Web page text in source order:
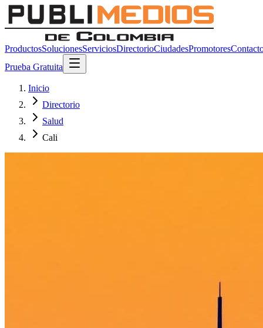
ProductosSolucionesServiciosDirectorioCiudadesPromotores
Prueba Gratuita
Inicio
Directorio
Salud
Cali